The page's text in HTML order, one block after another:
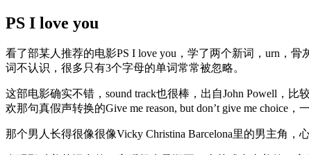
PS I love you
看了部某人推荐的电影PS I love you，学了两个新词，urn，
词不认识，很多只有3个字母的单词常常被忽略。
这部电影确实不错，sound track也很棒，出自John Powell，
欢那句真假声转换的Give me reason, but don’t give me choice，
那个男人长得很像很像Vicky Christina Barcelona里的男主角